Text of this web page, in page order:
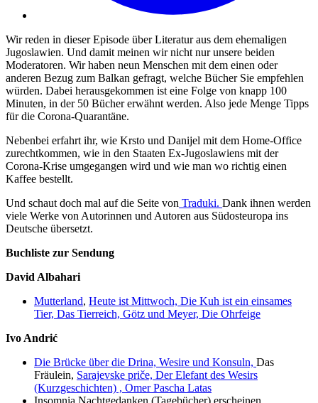
Wir reden in dieser Episode über Literatur aus dem ehemaligen
Jugoslawien. Und damit meinen wir nicht nur unsere beiden
Moderatoren. Wir haben neun Menschen mit dem einen oder
anderen Bezug zum Balkan gefragt, welche Bücher Sie empfehlen
würden. Dabei herausgekommen ist eine Folge von knapp 100
Minuten, in der 50 Bücher erwähnt werden. Also jede Menge Tipps
für die Corona-Quarantäne.
Nebenbei erfahrt ihr, wie Krsto und Danijel mit dem Home-Office
zurechtkommen, wie in den Staaten Ex-Jugoslawiens mit der
Corona-Krise umgegangen wird und wie man wo richtig einen
Kaffee bestellt.
Und schaut doch mal auf die Seite von Traduki. Dank ihnen werden
viele Werke von Autorinnen und Autoren aus Südosteuropa ins
Deutsche übersetzt.
Buchliste zur Sendung
David Albahari
Mutterland, Heute ist Mittwoch, Die Kuh ist ein einsames
Tier, Das Tierreich, Götz und Meyer, Die Ohrfeige
Ivo Andrić
Die Brücke über die Drina, Wesire und Konsuln, Das
Fräulein, Sarajevske priče, Der Elefant des Wesirs
(Kurzgeschichten) , Omer Pascha Latas